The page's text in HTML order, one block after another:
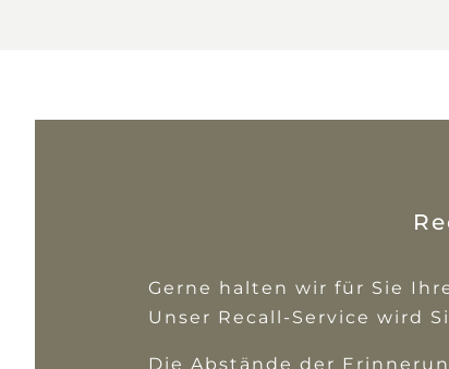
Gerne halten wir für Sie
Unser Recall-Service wird
Die Abstände der